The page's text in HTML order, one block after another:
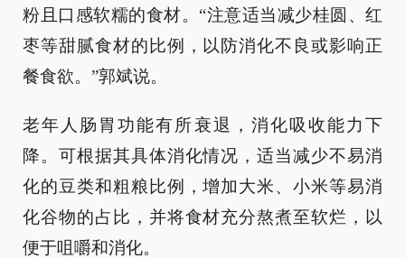
粉且口感软糯的食材。“注意适当减少桂圆、红
枣等甜腻食材的比例，以防消化不良或影响正
餐食欲。”郭斌说。
老年人肠胃功能有所衰退，消化吸收能力下
降。可根据其具体消化情况，适当减少不易消
化的豆类和粗粮比例，增加大米、小米等易消
化谷物的占比，并将食材充分熬煮至软烂，以
便于咀嚼和消化。